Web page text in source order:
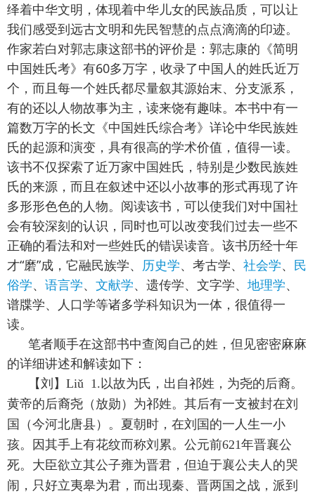
绎着中华文明，体现着中华儿女的民族品质，可以让
我们感受到远古文明和先民智慧的点点滴滴的印迹。
作家若白对郭志康这部书的评价是：郭志康的《简明
中国姓氏考》有60多万字，收录了中国人的姓氏近万
个，而且每一个姓氏都尽量叙其源始末、分支派系，
有的还以人物故事为主，读来饶有趣味。本书中有一
篇数万字的长文《中国姓氏综合考》详论中华民族姓
氏的起源和演变，具有很高的学术价值，值得一读。
该书不仅探索了近万家中国姓氏，特别是少数民族姓
氏的来源，而且在叙述中还以小故事的形式再现了许
多形形色色的人物。阅读该书，可以使我们对中国社
会有较深刻的认识，同时也可以改变我们过去一些不
正确的看法和对一些姓氏的错误读音。该书历经十年
才“磨”成，它融民族学、 历史学、考古学、 社会学、 民
俗学、 语言学、 文献学、遗传学、文字学、 地理学、
谱牒学、人口学等诸多学科知识为一体，很值得一
读。
笔者顺手在这部书中查阅自己的姓，但见密密麻麻
的详细讲述和解读如下：
【刘】Liǔ 1.以故为氏，出自祁姓，为尧的后裔。
黄帝的后裔尧（放勋）为祁姓。其后有一支被封在刘
国（今河北唐县）。夏朝时，在刘国的一人生一小
孩。因其手上有花纹而称刘累。公元前621年晋襄公
死。大臣欲立其公子雍为晋君，但迫于襄公夫人的哭
闹，只好立夷皋为君，而出现秦、晋两国之战，派到